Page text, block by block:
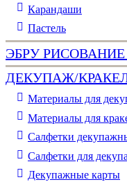
Карандаши
Пастель
ЭБРУ
ДЕКУПАЖ/
Материалы для
Материалы для
Cалфетки
Салфетки для
Декупажные карты